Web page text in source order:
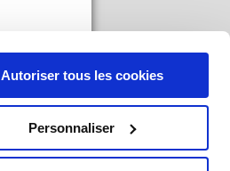
Autoriser tous les cookies
Personnaliser